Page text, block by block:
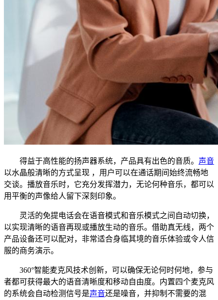
得益于高性能的扬声器系统，产品具有出色的音质。 声音
以水晶般清晰的方式呈现 ，用户可以在通话期间始终流畅地
交谈。播放音乐时，它充分发挥潜力，无论何种音乐，都可以
用平衡的声像给人留下深刻印象。
灵活的免提电话会在语音模式和音乐模式之间自动切换，
以实现清晰的语音再现或播放生动的音乐。借助真无线，两个
产品设备还可以配对，非常适合身临其境的音乐体验或令人信
服的商务演示。
360°智能麦克风技术创新，可以确保无论何时何地，参与
者都可获得最大的语音清晰度和移动自由度。内置四个麦克风
的系统会自动检测信号是声音还是噪音，并抑制不需要的混